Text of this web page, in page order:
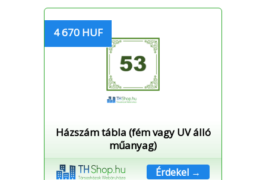
4 670 HUF
Házszám tábla (fém vagy UV álló
műanyag)
Érdekel →